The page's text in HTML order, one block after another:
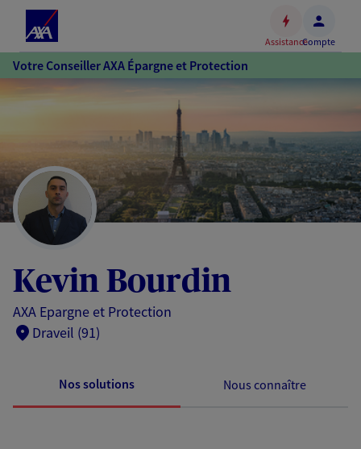
Accéder
au
contenu
principal
Accéder
au
pied
de
page
AssistanceCompte
Votre Conseiller AXA Épargne et Protection
Kevin Bourdin
AXA Epargne et Protection
Draveil (91)
Nos solutions Nous connaître